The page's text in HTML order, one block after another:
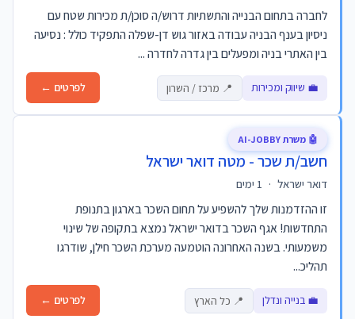
לחברה בתחום הבנייה והתשתיות דרוש/ה סוכן/ת מכירות שטח עם
ניסיון בענף הבניה עבודה באזור גוש דן-שפלה התפקיד כולל : נסיעה
בין האתרי בניה ומפעלים בין גדרה לחדרה ...
💼 שיווק ומכירות 📍 מרכז / השרון לפרטים ←
חשב/ת שכר - מטה דואר ישראל
דואר ישראל ·
זו ההזדמנות שלך להשפיע על תחום השכר בארגון בתנופת
התחדשות! אגף השכר בדואר ישראל נמצא בתקופה של שינוי
משמעותי. בשנה האחרונה הוטמעה מערכת השכר חילן, שודרגו
תהליכ...
💼 בנייה ונדלן 📍 כל הארץ לפרטים ←
🤖 משרת AI-JOBBY